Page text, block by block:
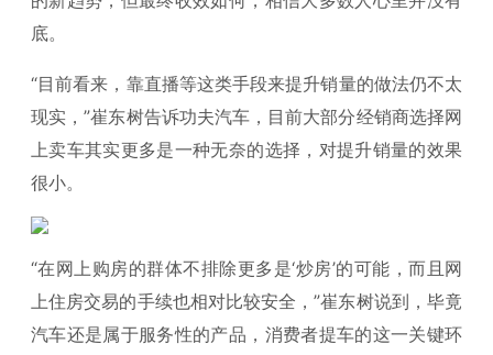
底。
“目前看来，靠直播等这类手段来提升销量的做法仍不太
现实，”崔东树告诉功夫汽车，目前大部分经销商选择网
上卖车其实更多是一种无奈的选择，对提升销量的效果
很小。
“在网上购房的群体不排除更多是‘炒房’的可能，而且网
上住房交易的手续也相对比较安全，”崔东树说到，毕竟
汽车还是属于服务性的产品，消费者提车的这一关键环